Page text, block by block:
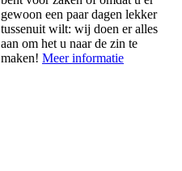
gewoon een paar dagen lekker
tussenuit wilt: wij doen er alles
aan om het u naar de zin te
maken! Meer informatie